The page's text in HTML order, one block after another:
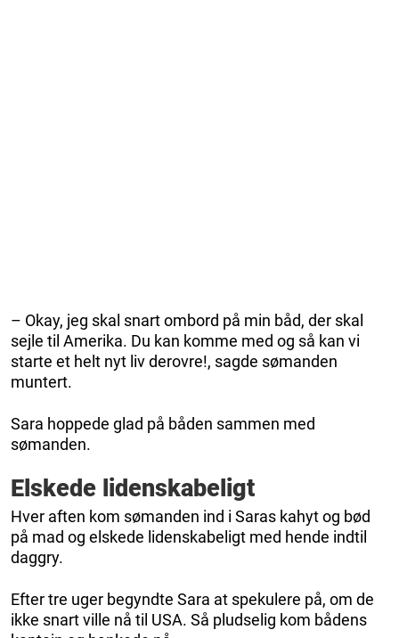
– Okay, jeg skal snart ombord på min båd, der skal
sejle til Amerika. Du kan komme med og så kan vi
starte et helt nyt liv derovre!, sagde sømanden
muntert.
Sara hoppede glad på båden sammen med
sømanden.
Elskede lidenskabeligt
Hver aften kom sømanden ind i Saras kahyt og bød
på mad og elskede lidenskabeligt med hende indtil
daggry.
Efter tre uger begyndte Sara at spekulere på, om de
ikke snart ville nå til USA. Så pludselig kom bådens